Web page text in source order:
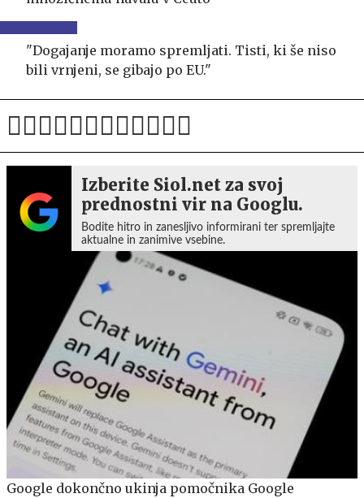
"Dogajanje moramo spremljati. Tisti, ki še niso
bili vrnjeni, se gibajo po EU."
Izberite Siol.net za svoj
prednostni vir na Googlu.
Bodite hitro in zanesljivo informirani ter spremljajte
aktualne in zanimive vsebine.
Google dokončno ukinja pomočnika Google